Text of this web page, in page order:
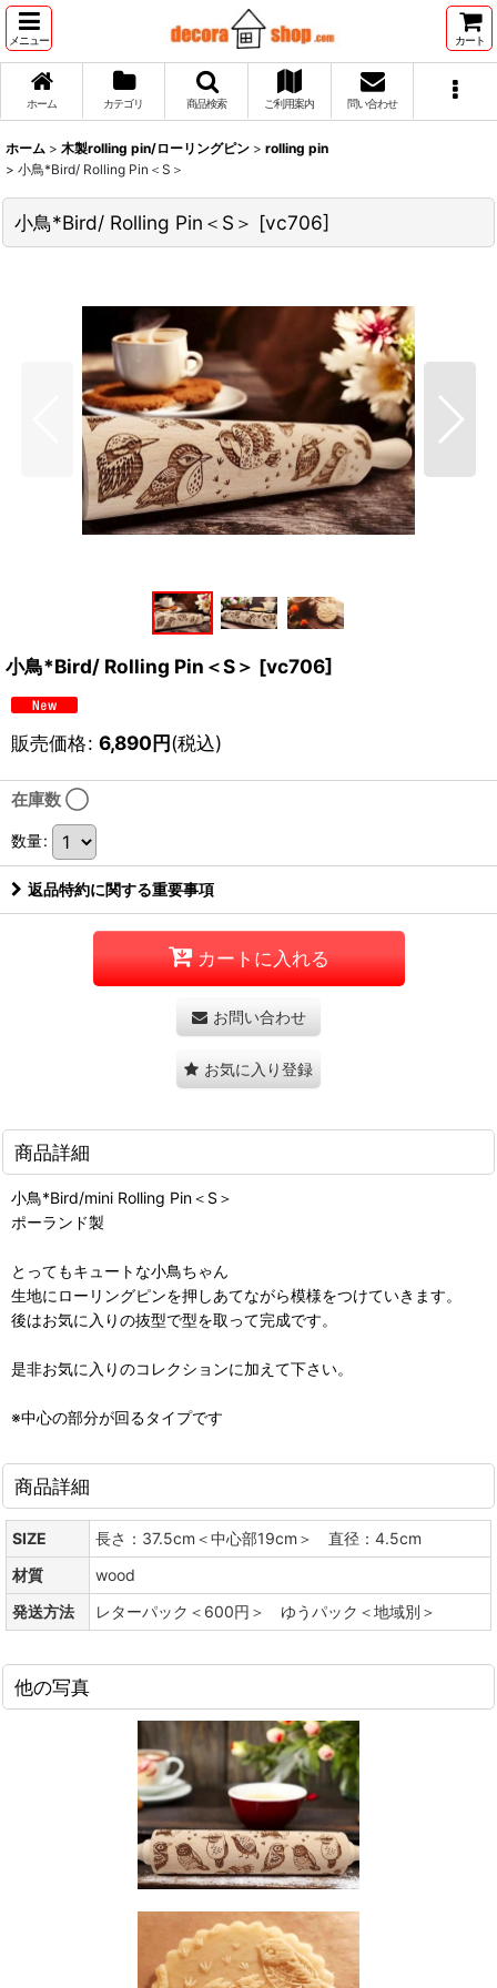
メニュー カート
ホーム カテゴリ 商品検索 ご利用案内 問い合わせ
ホーム > 木製rolling pin/ローリングピン > rolling pin
> 小鳥*Bird/ Rolling Pin＜S＞
小鳥*Bird/ Rolling Pin＜S＞ [vc706]
小鳥*Bird/ Rolling Pin＜S＞ [vc706]
販売価格: 6,890円(税込)
在庫数 ◯
数量:
返品特約に関する重要事項
カートに入れる
お問い合わせ
お気に入り登録
商品詳細
小鳥*Bird/mini Rolling Pin＜S＞
ポーランド製
とってもキュートな小鳥ちゃん
生地にローリングピンを押しあてながら模様をつけていきます。
後はお気に入りの抜型で型を取って完成です。
是非お気に入りのコレクションに加えて下さい。
※中心の部分が回るタイプです
商品詳細
SIZE
長さ：37.5cm＜中心部19cm＞ 直径：4.5cm
材質
wood
発送方法
レターパック＜600円＞ ゆうパック＜地域別＞
他の写真